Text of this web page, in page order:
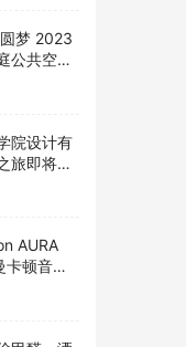
梦 2023
公共空间
成
院设计有
旅即将启
AURA
卡顿音乐
布